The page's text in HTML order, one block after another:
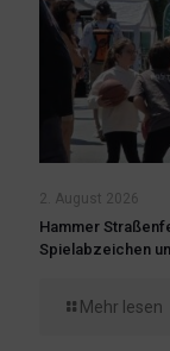
2. August 2026
Hammer
Spielabzeichen
Mehr lesen